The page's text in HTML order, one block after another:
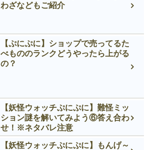
わざなどもご紹介
【ぷにぷに】ショップで売ってるた
べもののランクどうやったら上がる
の？
【妖怪ウォッチぷにぷに】難怪ミッ
ション謎を解いてみよう⑥答え合わ
せ！※ネタバレ注意
【妖怪ウォッチぷにぷに】もんげ～